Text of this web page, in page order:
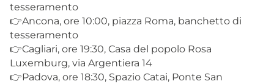
tesseramento
👉Ancona, ore 10:00, piazza Roma, banchetto di
tesseramento
👉Cagliari, ore 19:30, Casa del popolo Rosa
Luxemburg, via Argentiera 14
👉Padova, ore 18:30, Spazio Catai, Ponte San